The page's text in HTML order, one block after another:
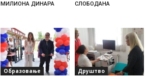
МИЛИОНА ДИНАРА
СЛОБОДАНА
Образовање Друштво